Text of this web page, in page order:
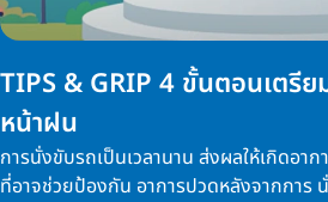
TIPS & GRIP 4 ขั้นตอนเตรี
หน้าฝน
การนั่งขับรถเป็นเวลานาน ส่งผลให้เกิดอาก
ที่อาจช่วยป้องกัน อาการปวดหลังจากการ